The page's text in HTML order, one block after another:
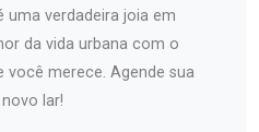
uma verdadeira joia em
da vida urbana com o
merece. Agende sua
lar!